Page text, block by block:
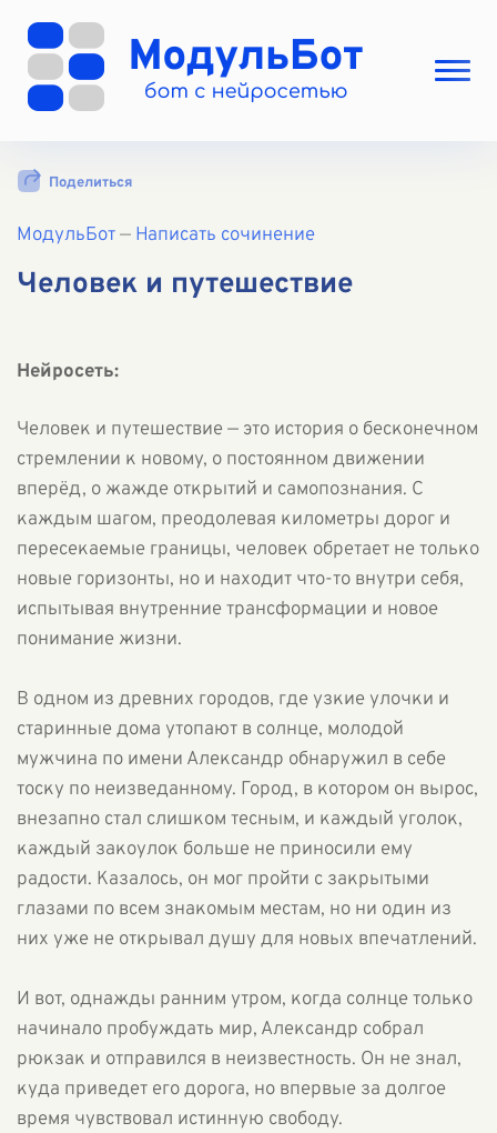
Выбрать режим
Вход
Поделиться
МодульБот— Написать сочинение
Человек и путешествие
Нейросеть:
Человек и путешествие — это история о бесконечном
стремлении к новому, о постоянном движении
вперёд, о жажде открытий и самопознания. С
каждым шагом, преодолевая километры дорог и
пересекаемые границы, человек обретает не только
новые горизонты, но и находит что-то внутри себя,
испытывая внутренние трансформации и новое
понимание жизни.
В одном из древних городов, где узкие улочки и
старинные дома утопают в солнце, молодой
мужчина по имени Александр обнаружил в себе
тоску по неизведанному. Город, в котором он вырос,
внезапно стал слишком тесным, и каждый уголок,
каждый закоулок больше не приносили ему
радости. Казалось, он мог пройти с закрытыми
глазами по всем знакомым местам, но ни один из
них уже не открывал душу для новых впечатлений.
И вот, однажды ранним утром, когда солнце только
начинало пробуждать мир, Александр собрал
рюкзак и отправился в неизвестность. Он не знал,
куда приведет его дорога, но впервые за долгое
время чувствовал истинную свободу.